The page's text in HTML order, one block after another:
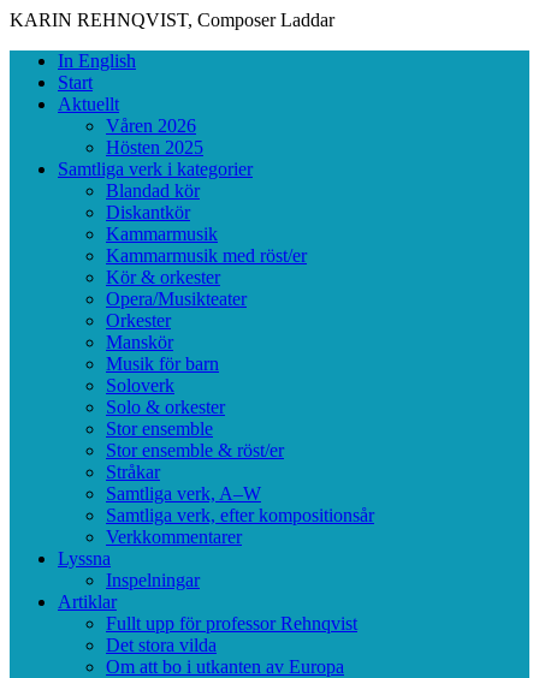
KARIN REHNQVIST, Composer Laddar
Skip
content
Primary
Menu
In English
Start
Aktuellt
Våren 2026
Hösten 2025
Samtliga verk i kategorier
Blandad kör
Diskantkör
Kammarmusik
Kammarmusik med röst/er
Kör & orkester
Opera/Musikteater
Orkester
Manskör
Musik för barn
Soloverk
Solo & orkester
Stor ensemble
Stor ensemble & röst/er
Stråkar
Samtliga verk, A–W
Samtliga verk, efter kompositionsår
Verkkommentarer
Lyssna
Inspelningar
Artiklar
Fullt upp för professor Rehnqvist
Det stora vilda
Om att bo i utkanten av Europa